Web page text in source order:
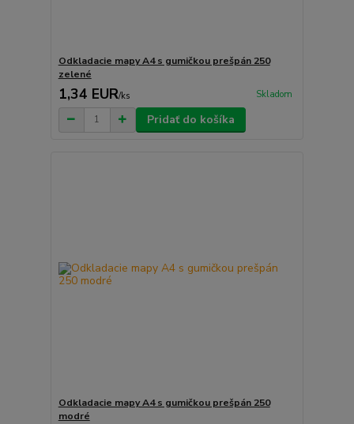
Odkladacie mapy A4 s gumičkou prešpán 250
zelené
1,34 EUR/ks Skladom
Pridať do košíka
Odkladacie mapy A4 s gumičkou prešpán 250
modré